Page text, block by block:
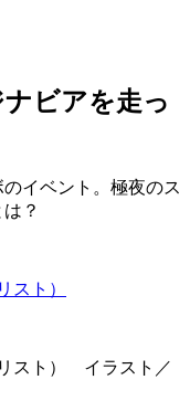
ビアを走っ
イベント。極夜のス
？
スト）
スト） イラスト／